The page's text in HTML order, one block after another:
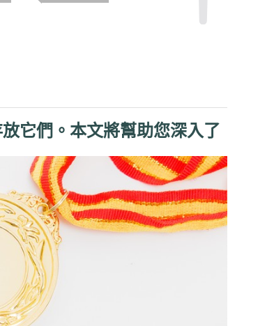
它們。本文將幫助您深入了